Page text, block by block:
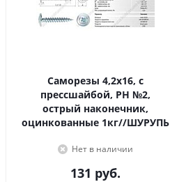
Саморезы 4,2х16, с
прессшайбой, PH №2,
острый наконечник,
оцинкованные 1кг//ШУРУПЬ
Нет в наличии
131 руб.